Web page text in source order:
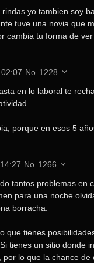
yo tambien soy
tuve una novia que
cambia tu forma de
No. 1228
en lo laboral te
porque en esos 5
No. 1266
tantos problemas en
para una noche
borracha.
que tienes
tienes un sitio donde
lo que la chance